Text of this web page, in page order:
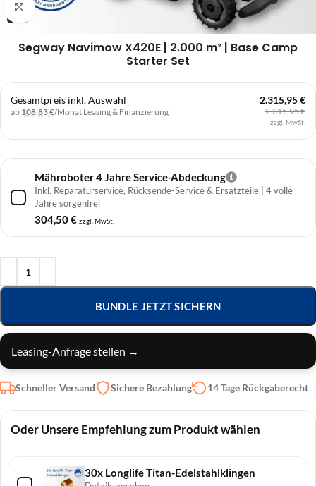
Klick zum Vergrößern
Segway Navimow X420E | 2.000 m² | Base Camp
Starter Set
Gesamtpreis inkl. Auswahl
ab 108,83 €/Monat Leasing & Finanzierung
2.315,95 €
2.315,95 €
zzgl. MwSt.
Mähroboter 4 Jahre Service-Abdeckung
Inkl. Reparaturservice, Rücksende-Service & Ersatzteile | 4 volle
Jahre sorgenfrei
304,50€ zzgl. MwSt.
BUNDLE JETZT SICHERN
Leasing-Anfrage stellen →
Schneller Versand Sichere Bezahlung 14 Tage Rückgaberecht
Oder Unsere Empfehlung zum Produkt wählen
30x Longlife Titan-Edelstahlklingen